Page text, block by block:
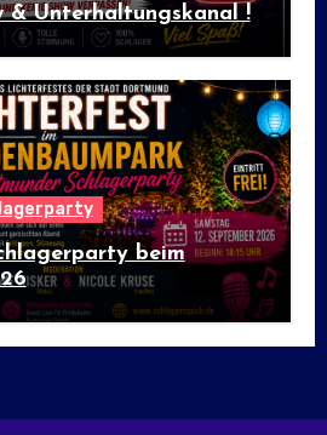
& Unterhaltungskanal !
beim